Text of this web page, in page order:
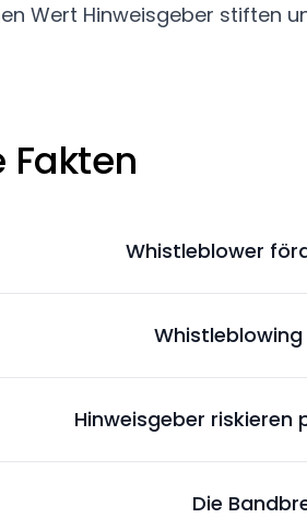
Wert Hinweisgeber stiften
Fakten
Whistleblower
Hinweisgeber riskieren
Die